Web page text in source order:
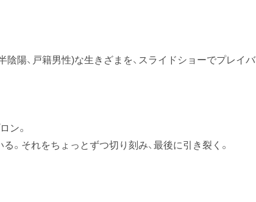
陽、戸籍男性)な生きざまを、スライドショーでプレイバ
ン。
。それをちょっとずつ切り刻み、最後に引き裂く。